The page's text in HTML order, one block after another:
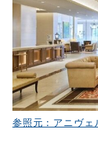
参照元：アニヴェ